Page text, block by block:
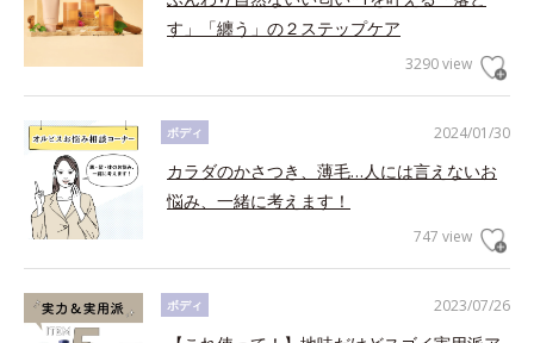
す」「纏う」の２ステップケア
3290 view
2024/01/30
ボディ
カラダのかさつき、薄毛…人には言えないお
悩み、一緒に考えます！
747 view
2023/07/26
ボディ